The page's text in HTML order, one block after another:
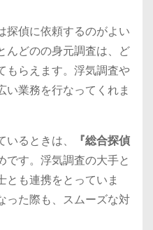
探偵に依頼するのがよい
んどのの身元調査は、ど
もらえます。浮気調査や
い業務を行なってくれま
るときは、
『総合探偵
です。浮気調査の大手と
とも連携をとっていま
った際も、スムーズな対